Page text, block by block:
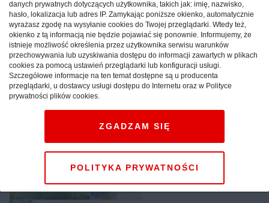
znamy Lubelszczyznę? Podążając szlakiem
projektów Regionalnego Programu Operacyjnego
Województwa Lubelskiego postaramy się
udowodnić, że Lubelskie to wciąż tajemniczy i
nieodkryty region, pełen ciekawych i
niepowtarzalnych miejsc.
Pobierz przewodnik
danych prywatnych dotyczących użytkownika, takich jak: imię, nazwisko,
hasło, lokalizacja lub adres IP. Zamykając poniższe okienko, automatycznie
wyrażasz zgodę na wysyłanie cookies do Twojej przeglądarki. Wtedy też,
okienko z tą informacją nie będzie pojawiać się ponownie. Informujemy, że
istnieje możliwość określenia przez użytkownika serwisu warunków
przechowywania lub uzyskiwania dostępu do informacji zawartych w plikach
cookies za pomocą ustawień przeglądarki lub konfiguracji usługi.
Szczegółowe informacje na ten temat dostępne są u producenta
przeglądarki, u dostawcy usługi dostępu do Internetu oraz w Polityce
prywatności plików cookies.
POLITYKA PRYWATNOŚCI
ZGADZAM SIĘ